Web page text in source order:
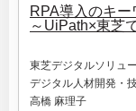
RPA導入のキー
～UiPath×東芝
東芝デジタルソリュ
デジタル人材開発・
高橋 麻理子